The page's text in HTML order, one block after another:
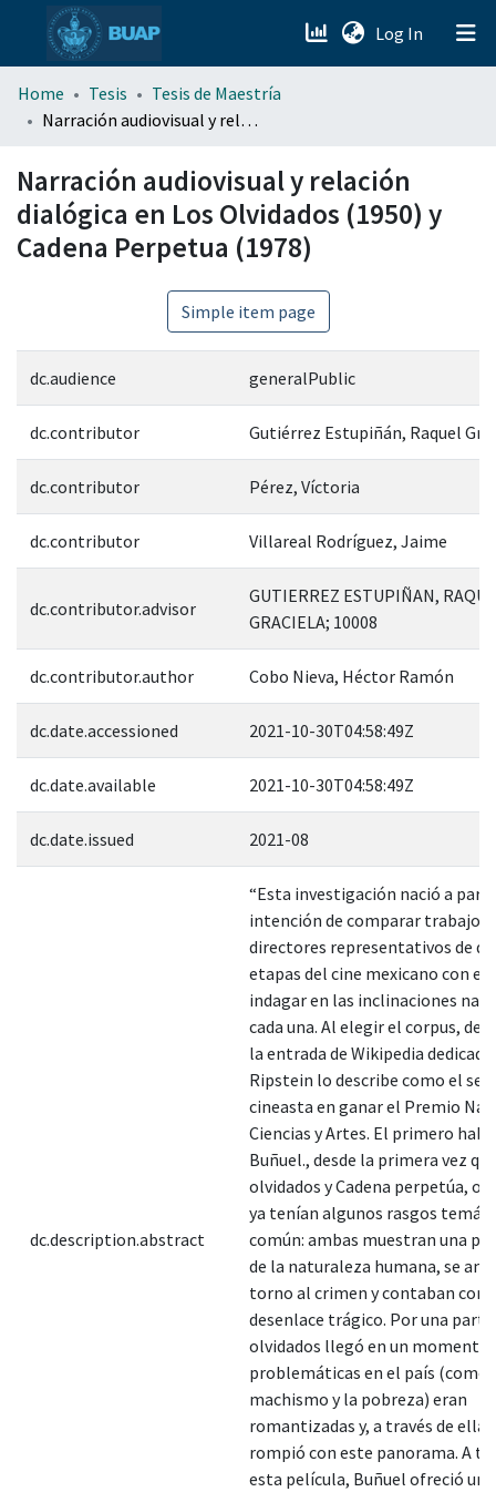
Log In (current)
menu.section.about_menu
Home Tesis
Tesis de Maestría
Narración audiovisual y relación dialógica en Los Olvidados (1950) y Cadena Perpetua (1978)
Narración audiovisual y relación
dialógica en Los Olvidados (1950) y
Cadena Perpetua (1978)
Simple item page
dc.audience generalPublic
dc.contributor Gutiérrez Estupiñán, Raquel
dc.contributor Pérez, Víctoria
dc.contributor Villareal Rodríguez, Jaime
dc.contributor.advisor
GUTIERREZ ESTUPIÑAN,
GRACIELA; 10008
dc.contributor.author Cobo Nieva, Héctor Ramón
dc.date.accessioned 2021-10-30T04:58:49Z
dc.date.available 2021-10-30T04:58:49Z
dc.date.issued 2021-08
dc.description.abstract
“Esta investigación nació a
intención de comparar trabajos
directores representativos de
etapas del cine mexicano con el
indagar en las inclinaciones
cada una. Al elegir el corpus,
la entrada de Wikipedia
Ripstein lo describe como el
cineasta en ganar el Premio
Ciencias y Artes. El primero
Buñuel., desde la primera vez
olvidados y Cadena perpetúa,
ya tenían algunos rasgos
común: ambas muestran una
de la naturaleza humana, se
torno al crimen y contaban con
desenlace trágico. Por una
olvidados llegó en un momento
problemáticas en el país (como
machismo y la pobreza) eran
romantizadas y, a través de ella,
rompió con este panorama. A
esta película, Buñuel ofreció